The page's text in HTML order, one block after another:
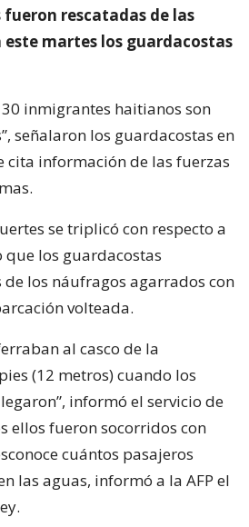
fueron rescatadas de las
martes los guardacostas
inmigrantes haitianos son
señalaron los guardacostas en
cita información de las fuerzas
se triplicó con respecto a
los guardacostas
los náufragos agarrados con
volteada.
al casco de la
(12 metros) cuando los
informó el servicio de
ellos fueron socorridos con
cuántos pasajeros
las aguas, informó a la AFP el